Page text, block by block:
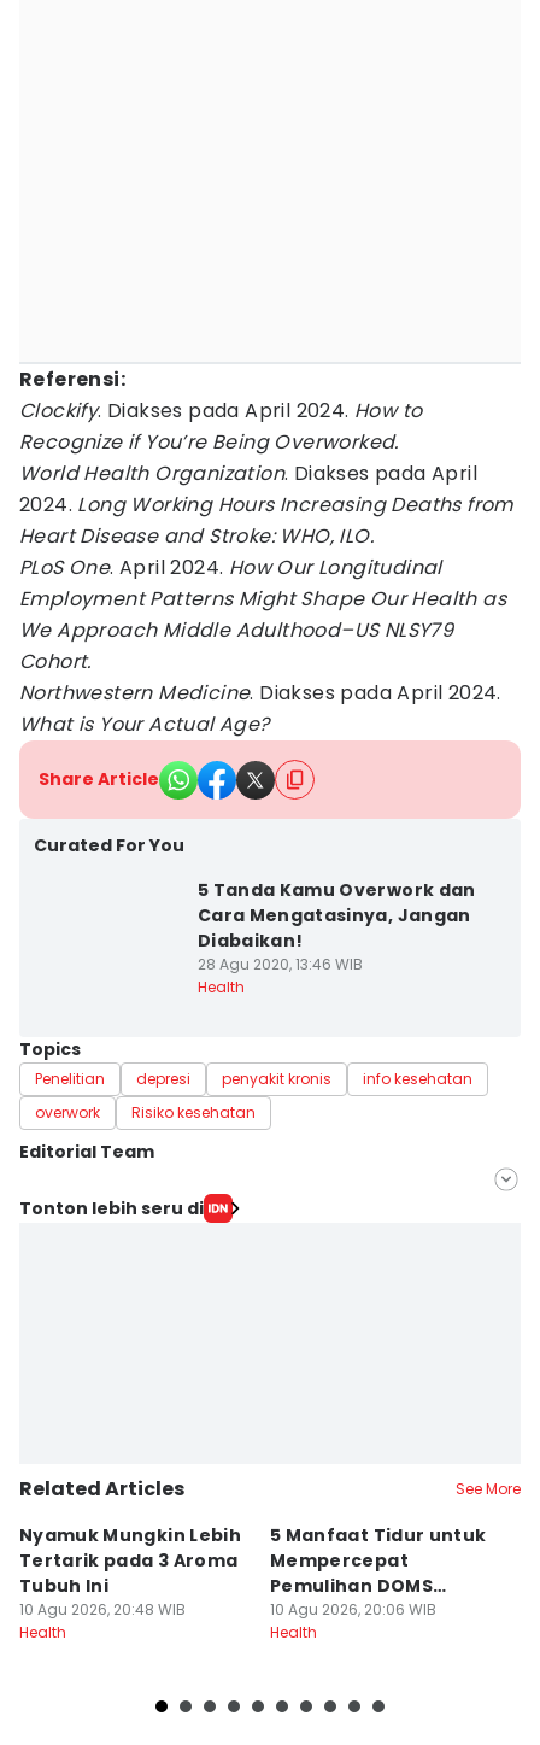
Referensi:
Clockify. Diakses pada April 2024. How to
Recognize if You’re Being Overworked.
World Health Organization. Diakses pada April
2024. Long Working Hours Increasing Deaths from
Heart Disease and Stroke: WHO, ILO.
PLoS One. April 2024. How Our Longitudinal
Employment Patterns Might Shape Our Health as
We Approach Middle Adulthood–US NLSY79
Cohort.
Northwestern Medicine. Diakses pada April 2024.
What is Your Actual Age?
Share Article
Curated For You
5 Tanda Kamu Overwork dan
Cara Mengatasinya, Jangan
Diabaikan!
28 Agu 2020, 13:46 WIB
Health
Topics
Penelitian depresi penyakit kronis
info kesehatan
overwork
Risiko kesehatan
Editorial Team
Editor
Tonton lebih seru di
Related Articles See More
Nyamuk Mungkin Lebih
Tertarik pada 3 Aroma
Tubuh Ini
10 Agu 2026, 20:48 WIB
Health
5 Manfaat Tidur untuk
Mempercepat
Pemulihan DOMS
setelah Olahraga
10 Agu 2026, 20:06 WIB
Health